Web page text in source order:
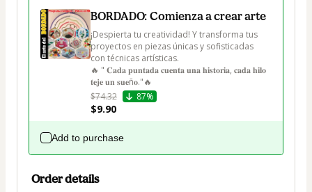
BORDADO: Comienza a crear arte
¡Despierta tu creatividad! Y transforma tus
proyectos en piezas únicas y sofisticadas
con técnicas artísticas.
🔥 " 𝐂𝐚𝐝𝐚 𝐩𝐮𝐧𝐭𝐚𝐝𝐚 𝐜𝐮𝐞𝐧𝐭𝐚 𝐮𝐧𝐚 𝐡𝐢𝐬𝐭𝐨𝐫𝐢𝐚, 𝐜𝐚𝐝𝐚 𝐡𝐢𝐥𝐨
𝐭𝐞𝐣𝐞 𝐮𝐧 𝐬𝐮𝐞ñ𝐨."🔥
$74.32
87%
$9.90
Add to purchase
Order details